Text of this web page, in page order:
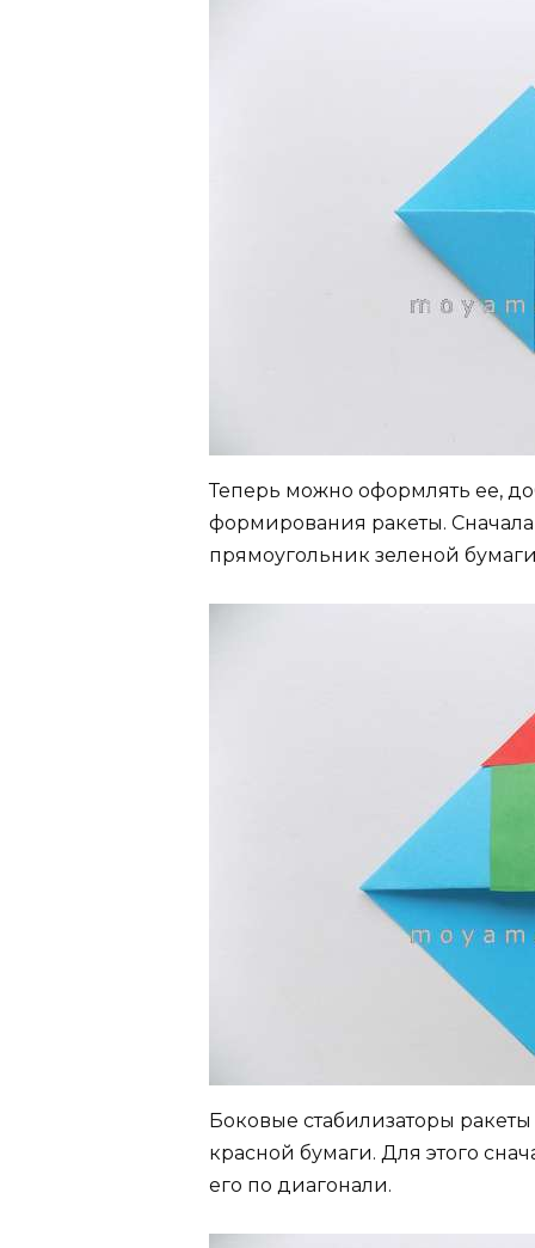
Теперь можно оформлять ее,
формирования ракеты.
прямоугольник зеленой
Боковые стабилизаторы
красной бумаги. Для этого
его по диагонали.